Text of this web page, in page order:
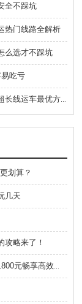
全不踩坑
热门线路全解析
么选才不踩坑
吃亏
中车物流7-9 月暑期 12306 火车汽车托运指南，超长线运车最优方案
划算？
几天
攻略来了！